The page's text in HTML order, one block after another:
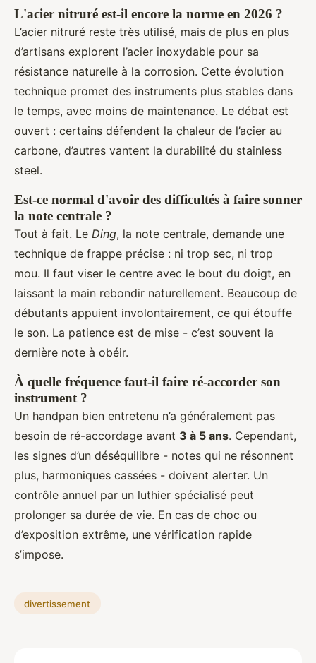
L'acier nitruré est-il encore la norme en 2026 ?
L’acier nitruré reste très utilisé, mais de plus en plus
d’artisans explorent l’acier inoxydable pour sa
résistance naturelle à la corrosion. Cette évolution
technique promet des instruments plus stables dans
le temps, avec moins de maintenance. Le débat est
ouvert : certains défendent la chaleur de l’acier au
carbone, d’autres vantent la durabilité du stainless
steel.
Est-ce normal d'avoir des difficultés à faire sonner
la note centrale ?
Tout à fait. Le Ding, la note centrale, demande une
technique de frappe précise : ni trop sec, ni trop
mou. Il faut viser le centre avec le bout du doigt, en
laissant la main rebondir naturellement. Beaucoup de
débutants appuient involontairement, ce qui étouffe
le son. La patience est de mise - c’est souvent la
dernière note à obéir.
À quelle fréquence faut-il faire ré-accorder son
instrument ?
Un handpan bien entretenu n’a généralement pas
besoin de ré-accordage avant 3 à 5 ans. Cependant,
les signes d’un déséquilibre - notes qui ne résonnent
plus, harmoniques cassées - doivent alerter. Un
contrôle annuel par un luthier spécialisé peut
prolonger sa durée de vie. En cas de choc ou
d’exposition extrême, une vérification rapide
s’impose.
divertissement